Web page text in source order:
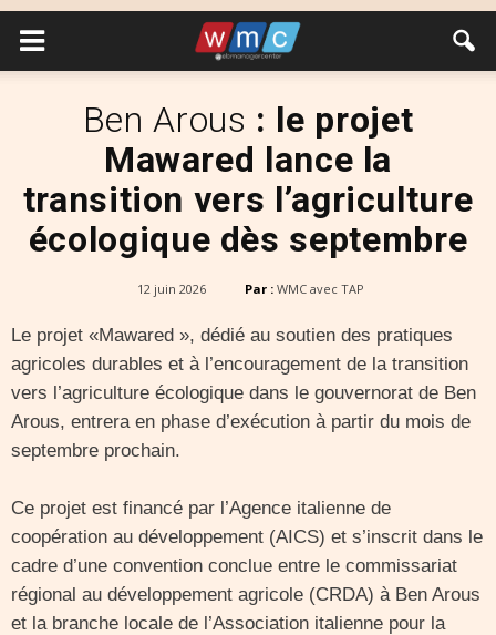
Ben Arous : le projet
Mawared lance la
transition vers l’agriculture
écologique dès septembre
12 juin 2026 Par : WMC avec TAP
Le projet «Mawared », dédié au soutien des pratiques
agricoles durables et à l’encouragement de la transition
vers l’agriculture écologique dans le gouvernorat de Ben
Arous, entrera en phase d’exécution à partir du mois de
septembre prochain.
Ce projet est financé par l’Agence italienne de
coopération au développement (AICS) et s’inscrit dans le
cadre d’une convention conclue entre le commissariat
régional au développement agricole (CRDA) à Ben Arous
et la branche locale de l’Association italienne pour la